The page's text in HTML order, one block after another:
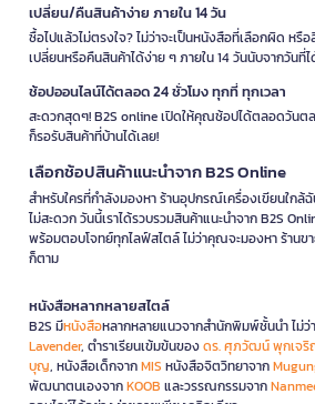
เปลี่ยน/คืนสินค้าง่าย ภายใน 14 วัน
ซื้อไปแล้วไม่ตรงใจ? ไม่ว่าจะเป็นหนังสือที่เลือกผิด ห
เปลี่ยนหรือคืนสินค้าได้ง่าย ๆ ภายใน 14 วันนับจากวันที่
ช้อปออนไลน์ได้ตลอด 24 ชั่วโมง ทุกที่ ทุกเวลา
สะดวกสุดๆ! B2S online เปิดให้คุณช้อปได้ตลอดวันต
ก็รอรับสินค้าที่บ้านได้เลย!
เลือกช้อปสินค้าแนะนำจาก B2S Online
สำหรับใครที่กำลังมองหา ร้านอุปกรณ์เครื่องเขียนใกล้
ไม่สะดวก วันนี้เราได้รวบรวมสินค้าแนะนำจาก B2S
พร้อมตอบโจทย์ทุกไลฟ์สไตล์ ไม่ว่าคุณจะมองหา ร้าน
ก็ตาม
หนังสือหลากหลายสไตล์
B2S มีหนังสือหลากหลายแนวจากสำนักพิมพ์ชั้นนำ ไม่
Lavender, ตำราเรียนเข้มข้นของดร. ศุภวัฒน์ พุกเจ
บุญ, หนังสือเด็กจากMIS หนังสือจิตวิทยาจาก
พัฒนาตนเองจากKOOB และวรรณกรรมจาก